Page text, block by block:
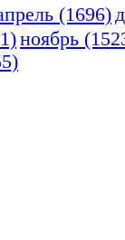
(1696)
ноябрь